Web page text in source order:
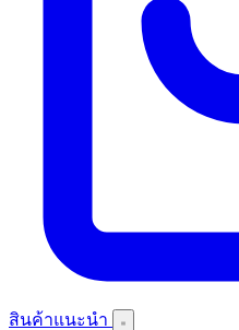
สินค้าแนะนำ